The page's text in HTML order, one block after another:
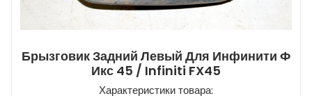
Брызговик Задний Левый Для Инфинити Ф
Икс 45 / Infiniti FX45
Характеристики товара: